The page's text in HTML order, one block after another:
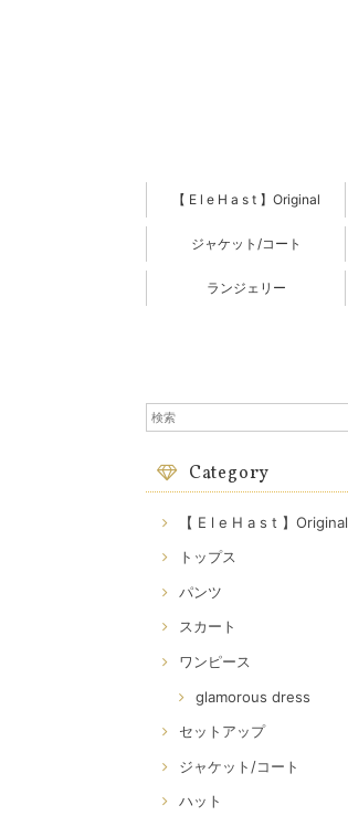
【 E l e H a s t 】Original
ジャケット/コート
ランジェリー
Category
【 E l e H a s t 】Original
トップス
パンツ
スカート
ワンピース
glamorous dress
セットアップ
ジャケット/コート
ハット